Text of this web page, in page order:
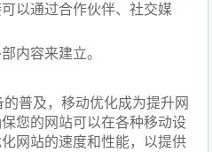
以通过合作伙伴、社交媒
内容来建立。
普及，移动优化成为提升网
您的网站可以在各种移动设
网站的速度和性能，以提供